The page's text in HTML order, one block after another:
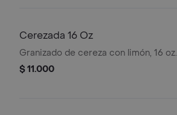
Cerezada 16 Oz
Granizado de cereza con limón, 16 oz.
$ 11.000